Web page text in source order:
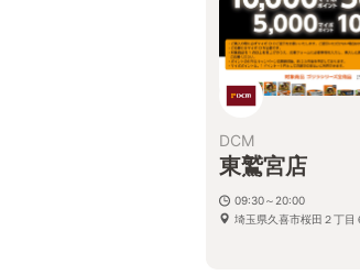
DCM
東鷲宮店
09:30～20:00
埼玉県久喜市桜田２丁目